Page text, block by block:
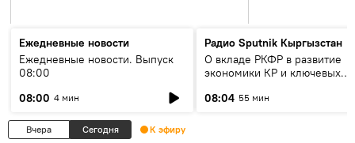
Ежедневные новости
Ежедневные новости. Выпуск
08:00
08:00 4 мин
Радио Sputnik Кыргызстан
О вкладе РКФР в развитие
экономики КР и ключевых
08:04 55 мин
Вчера Сегодня К эфиру